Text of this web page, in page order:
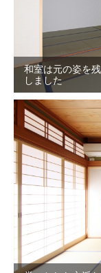
和室は元の姿を
しました